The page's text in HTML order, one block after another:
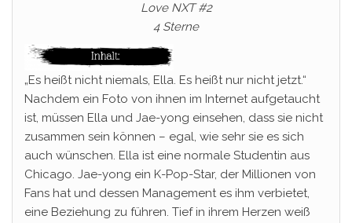
Love NXT #2
4 Sterne
„Es heißt nicht niemals, Ella. Es heißt nur nicht jetzt.“
Nachdem ein Foto von ihnen im Internet aufgetaucht
ist, müssen Ella und Jae-yong einsehen, dass sie nicht
zusammen sein können – egal, wie sehr sie es sich
auch wünschen. Ella ist eine normale Studentin aus
Chicago. Jae-yong ein K-Pop-Star, der Millionen von
Fans hat und dessen Management es ihm verbietet,
eine Beziehung zu führen. Tief in ihrem Herzen weiß